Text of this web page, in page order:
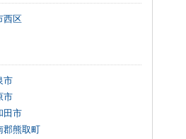
西区
市
市
田市
郡熊取町